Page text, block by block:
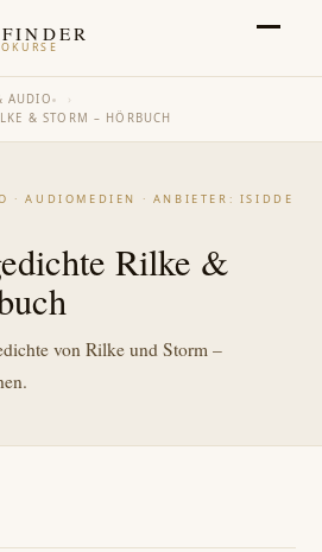
AUDIO
›
& STORM – HÖRBUCH
· AUDIOMEDIEN · ANBIETER: ISIDDE
Rilke &
von Rilke und Storm –